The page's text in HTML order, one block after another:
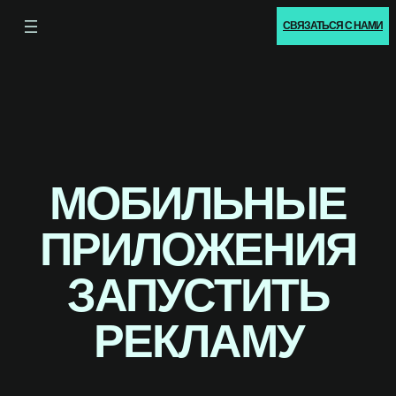
СВЯЗАТЬСЯ С НАМИ
МОБИЛЬНЫЕ
ПРИЛОЖЕНИЯ
ЗАПУСТИТЬ
РЕКЛАМУ